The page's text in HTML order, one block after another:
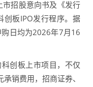
招股意向书及《发行
创板IPO发行程序。据
日均为2026年7月16
创板上市项目，不仅
销费用，招商证券、